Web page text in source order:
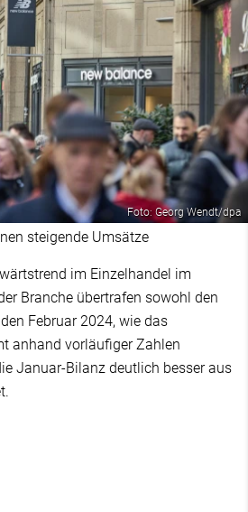
Foto: Georg Wendt/dpa
steigende Umsätze
im Einzelhandel im
Branche übertrafen sowohl den
Februar 2024, wie das
anhand vorläufiger Zahlen
Januar-Bilanz deutlich besser aus